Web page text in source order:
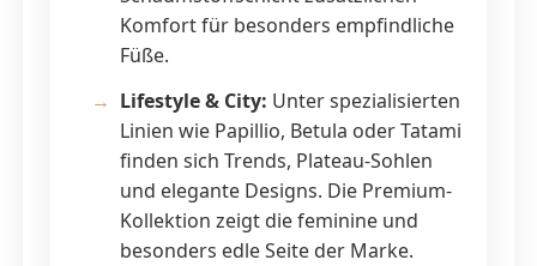
Komfort für besonders empfindliche
Füße.
Lifestyle & City: Unter spezialisierten
Linien wie Papillio, Betula oder Tatami
finden sich Trends, Plateau-Sohlen
und elegante Designs. Die Premium-
Kollektion zeigt die feminine und
besonders edle Seite der Marke.